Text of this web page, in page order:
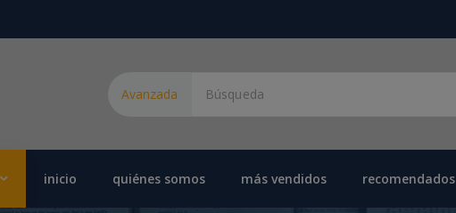
Avanzada
inicio quiénes somos más vendidos recomendados